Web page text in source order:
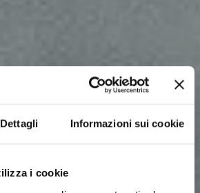
Dettagli Informazioni sui cookie
i cookie